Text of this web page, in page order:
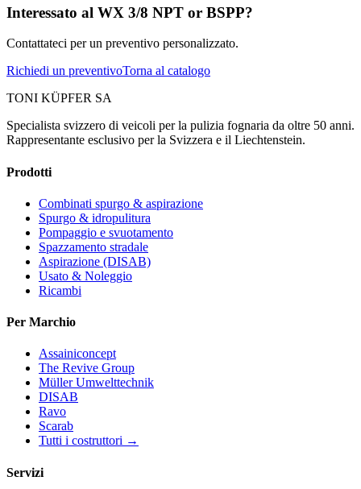
Interessato al WX 3/8 NPT or BSPP?
Contattateci per un preventivo personalizzato.
Richiedi un preventivoTorna al catalogo
TONI KÜPFER SA
Specialista svizzero di veicoli per la pulizia fognaria da oltre 50 anni.
Rappresentante esclusivo per la Svizzera e il Liechtenstein.
Prodotti
Combinati spurgo & aspirazione
Spurgo & idropulitura
Pompaggio e svuotamento
Spazzamento stradale
Aspirazione (DISAB)
Usato & Noleggio
Ricambi
Per Marchio
Assainiconcept
The Revive Group
Müller Umwelttechnik
DISAB
Ravo
Scarab
Tutti i costruttori →
Servizi